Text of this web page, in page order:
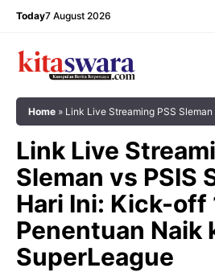
Skip
content
Today7 August 2026
Home » Link Live Streaming PSS
Link Live
Sleman vs PSIS
Hari Ini: Kick-off
Penentuan Naik
SuperLeague